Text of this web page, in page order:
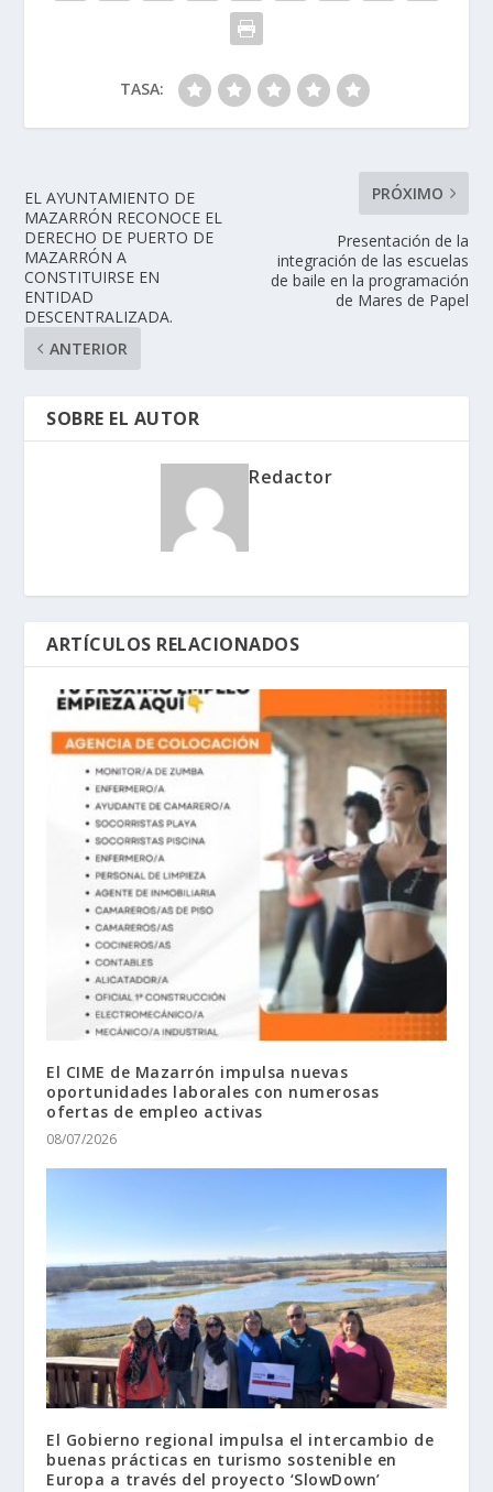
TASA:
EL AYUNTAMIENTO DE
MAZARRÓN RECONOCE EL
DERECHO DE PUERTO DE
MAZARRÓN A
CONSTITUIRSE EN
ENTIDAD
DESCENTRALIZADA.
ANTERIOR
PRÓXIMO
Presentación de la
integración de las escuelas
de baile en la programación
de Mares de Papel
SOBRE EL AUTOR
Redactor
ARTÍCULOS RELACIONADOS
El CIME de Mazarrón impulsa nuevas
oportunidades laborales con numerosas
ofertas de empleo activas
08/07/2026
El Gobierno regional impulsa el intercambio de
buenas prácticas en turismo sostenible en
Europa a través del proyecto ‘SlowDown’